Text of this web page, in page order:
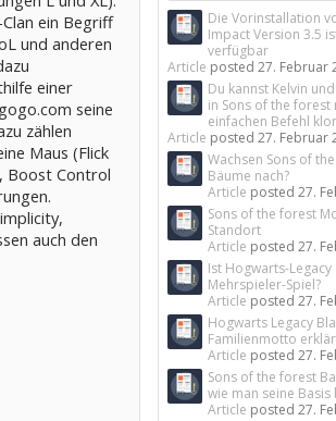
ein Begriff
und anderen
einer
seine
zählen
Maus (Flick
Boost Control
auch den
Die Vorinstallation
Impact Version 3.5
verfügbar
Article posted27. Februar
Du kannst Kelvin
in Sons of the forest
einfachen Befehl
Article posted27. Februar
Wachsen Sons of
Bäume nach?
Article posted27.
Sons of the forest
Standort
Article posted27.
Ist Hogwarts-Legacy
Mehrspieler-Spiel?
Article posted27.
Hogwarts Legacy
Familienmotto
Article posted27.
Sons of the forest
wie man seine Basis
Article posted27.